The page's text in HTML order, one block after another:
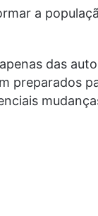
a
das
preparados